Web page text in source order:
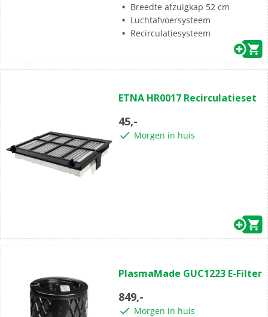
Breedte afzuigkap 52 cm
Luchtafvoersysteem
Recirculatiesysteem
ETNA HR0017 Recirculatieset
45,-
Morgen in huis
PlasmaMade GUC1223 E-Filter
849,-
Morgen in huis